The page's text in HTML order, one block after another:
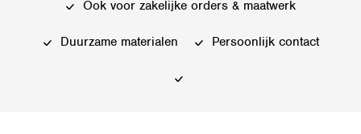
worden
worden
Ook voor zakelijke orders & maatwerk
Duurzame materialen Persoonlijk contact